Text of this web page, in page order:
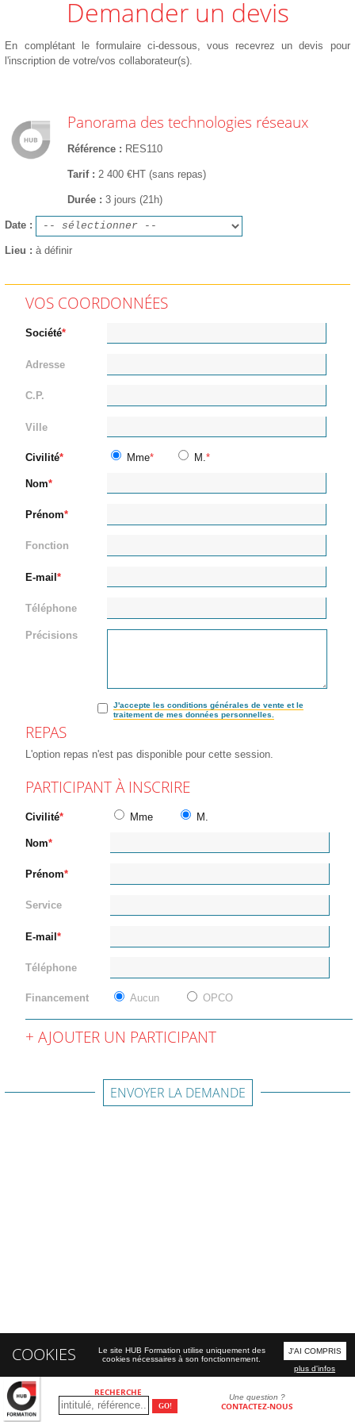
RECHERCHE Une question ?
CONTACTEZ-NOUS
Demander un devis
En complétant le formulaire ci-dessous, vous recevrez un devis pour
l'inscription de votre/vos collaborateur(s).
Panorama des technologies réseaux
Référence RES110
Tarif 2 400 €HT (sans repas)
Durée 3 jours (21h)
Date
Lieu à définir
VOS COORDONNÉES
Société
Adresse
C.P.
Ville
Civilité Mme M.
Nom
Prénom
Fonction
E-mail
Téléphone
Précisions
J'accepte les conditions générales de vente et le
traitement de mes données personnelles.
REPAS
L'option repas n'est pas disponible pour cette session.
PARTICIPANT À INSCRIRE
Civilité Mme M.
Nom
Prénom
Service
E-mail
Téléphone
Financement Aucun OPCO
AJOUTER UN PARTICIPANT
ENVOYER LA DEMANDE
COOKIES
Le site HUB Formation utilise uniquement des
cookies nécessaires à son fonctionnement.
J'AI COMPRIS
plus d'infos